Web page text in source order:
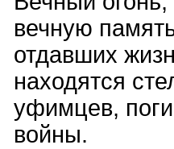
вечную
отдавших
находятся
уфимцев,
войны.